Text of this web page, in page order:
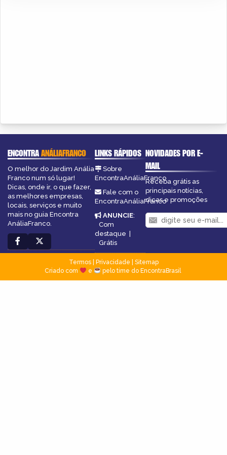
ENCONTRAANÁLIAFRANCO
O melhor do Jardim Anália
Franco num só lugar!
Dicas, onde ir, o que fazer,
as melhores empresas,
locais, serviços e muito
mais no guia Encontra
AnáliaFranco.
LINKS RÁPIDOS
Sobre
EncontraAnáliaFranco
Fale com o
EncontraAnáliaFranco
ANUNCIE:
Com
destaque |
Grátis
NOVIDADES POR E-
MAIL
Receba grátis as
principais notícias,
dicas e promoções
Termos| Privacidade
Sitemap
Criado com
e pelo time do EncontraBrasil